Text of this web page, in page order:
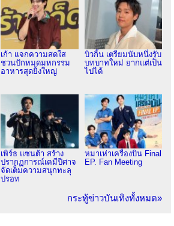
เก้า แจกความสดใส
ชวนปักหมุดมหกรรม
อาหารสุดยิ่งใหญ่
บิวกิ้น เตรียมนับหนึ่งรับ
บทบาทใหม่ ยากแต่เป็น
ไปได้
เพิร์ธ แซนต้า สร้าง
ปรากฏการณ์เคมีปีศาจ
จัดเต็มความสนุกทะลุ
ปรอท
หมาเห่าเครื่องบิน Final
EP. Fan Meeting
กระทู้ข่าวบันเทิงทั้งหมด»